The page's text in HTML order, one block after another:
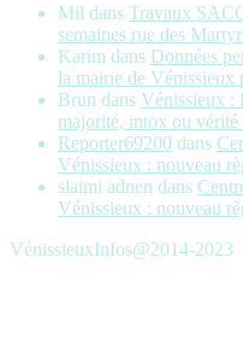
Mil dans Travaux
semaines rue des
Karim dans Données
la mairie de Vénissieux
Brun dans Vénissieux :
majorité, intox ou vérité
Reporter69200 dans
Vénissieux : nouveau
slaimi adnen dans
Vénissieux : nouveau
VénissieuxInfos@2014-2023